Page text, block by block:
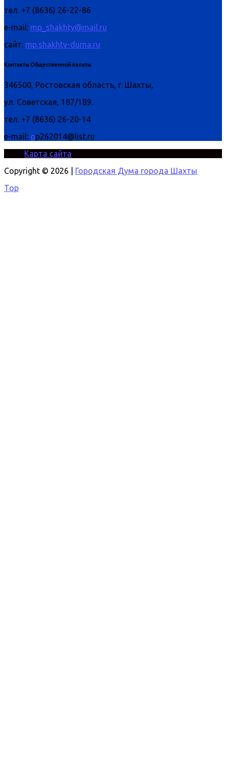
тел. +7 (8636) 26-22-86
e-mail: mp_shakhty@mail.ru
сайт: mp.shakhty-duma.ru
Контакты Общественной палаты
346500, Ростовская область, г. Шахты,
ул. Советская, 187/189.
тел. +7 (8636) 26-20-14
e-mail: op262014@list.ru
Карта сайта
Copyright © 2026 |
Городская Дума города Шахты
Top